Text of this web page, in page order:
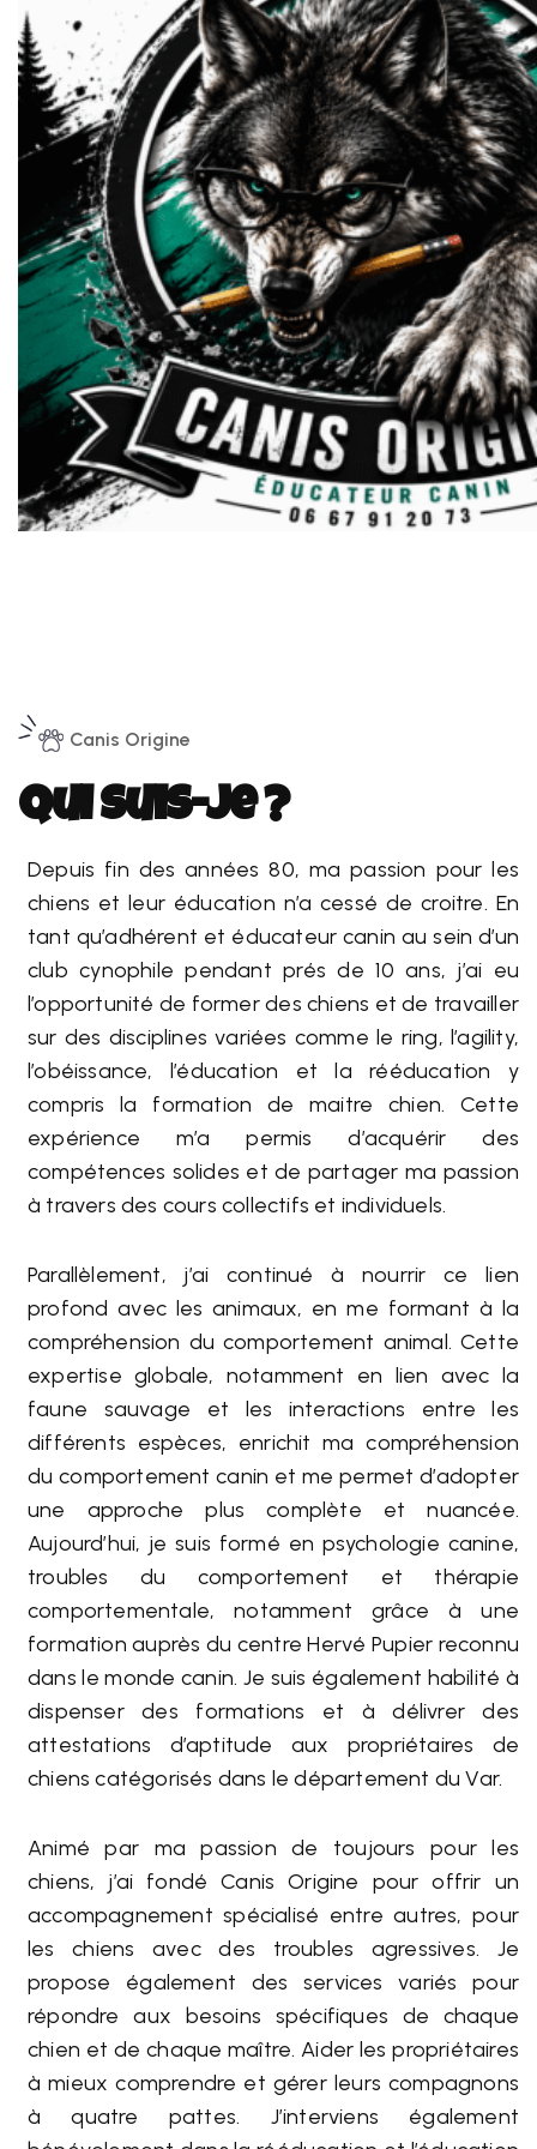
Canis Origine
Qui suis-je ?
Depuis fin des années 80, ma passion pour les
chiens et leur éducation n’a cessé de croitre. En
tant qu’adhérent et éducateur canin au sein d’un
club cynophile pendant prés de 10 ans, j’ai eu
l’opportunité de former des chiens et de travailler
sur des disciplines variées comme le ring, l’agility,
l’obéissance, l’éducation et la rééducation y
compris la formation de maitre chien. Cette
expérience m’a permis d’acquérir des
compétences solides et de partager ma passion
à travers des cours collectifs et individuels.
Parallèlement, j’ai continué à nourrir ce lien
profond avec les animaux, en me formant à la
compréhension du comportement animal. Cette
expertise globale, notamment en lien avec la
faune sauvage et les interactions entre les
différents espèces, enrichit ma compréhension
du comportement canin et me permet d’adopter
une approche plus complète et nuancée.
Aujourd’hui, je suis formé en psychologie canine,
troubles du comportement et thérapie
comportementale, notamment grâce à une
formation auprès du centre Hervé Pupier reconnu
dans le monde canin. Je suis également habilité à
dispenser des formations et à délivrer des
attestations d’aptitude aux propriétaires de
chiens catégorisés dans le département du Var.
Animé par ma passion de toujours pour les
chiens, j’ai fondé Canis Origine pour offrir un
accompagnement spécialisé entre autres, pour
les chiens avec des troubles agressives. Je
propose également des services variés pour
répondre aux besoins spécifiques de chaque
chien et de chaque maître. Aider les propriétaires
à mieux comprendre et gérer leurs compagnons
à quatre pattes. J’interviens également